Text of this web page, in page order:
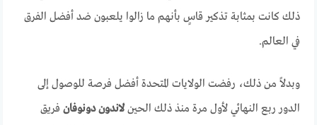
ذلك كانت بمثابة تذكير قاسٍ بأنهم ما زالوا يلعبون ضد أفضل الفرق
في العالم.
وبدلاً من ذلك، رفضت الولايات المتحدة أفضل فرصة للوصول إلى
الدور ربع النهائي لأول مرة منذ ذلك الحينلاندون دونوفان فريق